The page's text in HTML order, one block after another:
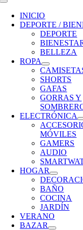
Toggle
Navigation
INICIO
DEPORTE /
DEPORTE
BELLEZA
ROPA
SHORTS
GAFAS
GORRAS Y
ELECTRÓNICA
MÓVILES
GAMERS
AUDIO
HOGAR
BAÑO
COCINA
JARDÍN
VERANO
BAZAR